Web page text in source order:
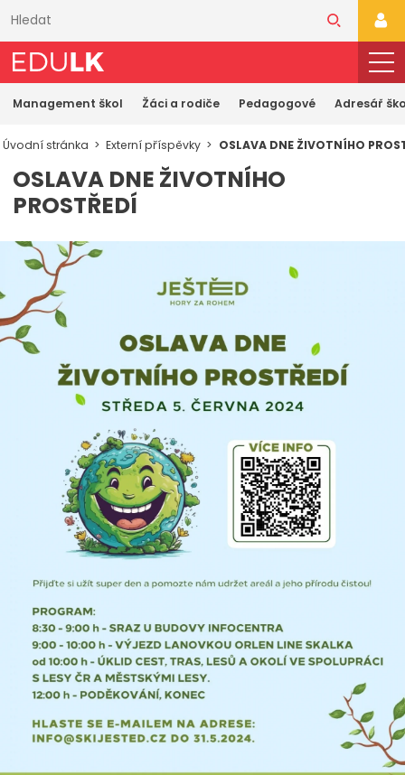
obsahu
Management škol Žáci a rodiče Pedagogové Adresář
Úvodní stránka Externí příspěvky OSLAVA DNE ŽIVOTNÍHO
OSLAVA DNE ŽIVOTNÍHO
PROSTŘEDÍ